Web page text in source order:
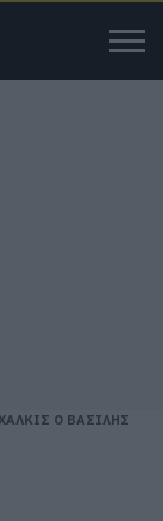
Ο ΒΑΣΙΛΗΣ